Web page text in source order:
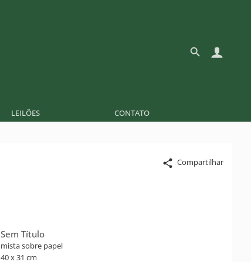
LEILÕES CONTATO
Compartilhar
Sem Título
mista sobre papel
40 x 31 cm